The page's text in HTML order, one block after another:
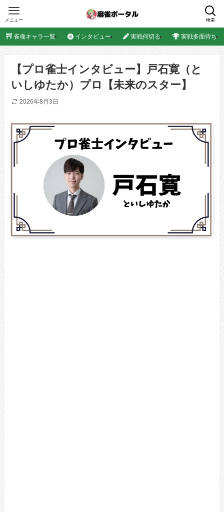
検索
メニュー
雀魂キャラ一覧 インタビュー 実戦何切る 実戦多面待ち
【プロ雀士インタビュー】戸石寛（と
いしゆたか）プロ【未来のスター】
2026年8月3日